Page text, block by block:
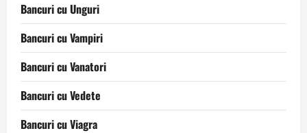
Bancuri cu Unguri
Bancuri cu Vampiri
Bancuri cu Vanatori
Bancuri cu Vedete
Bancuri cu Viagra